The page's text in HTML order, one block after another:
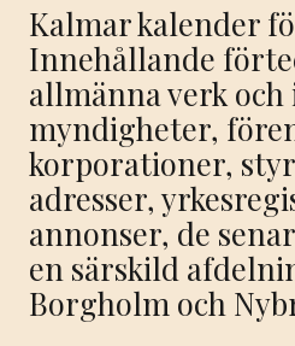
Kalmar kalender
Innehållande
allmänna verk
myndigheter,
korporationer,
adresser,
annonser, de
en särskild
Borgholm och